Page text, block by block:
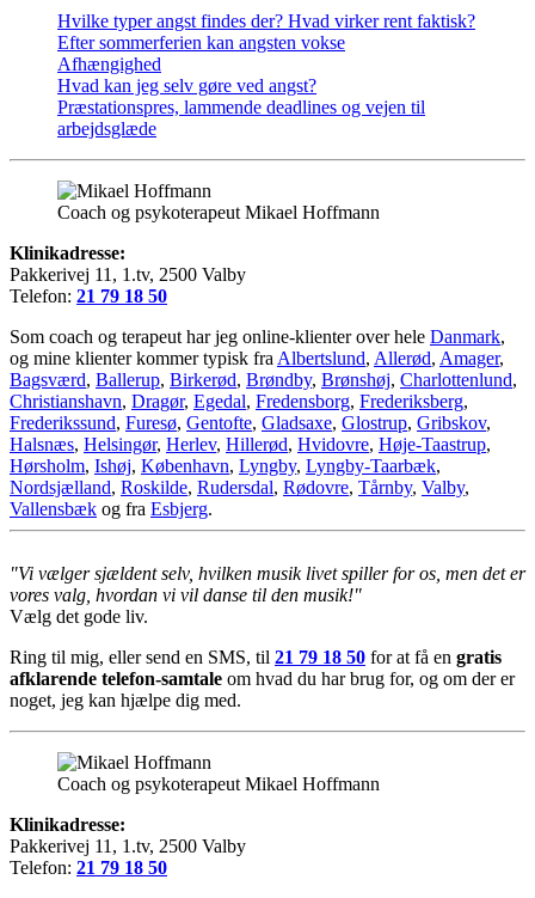
Hvilke typer angst findes der? Hvad virker rent faktisk?
Efter sommerferien kan angsten vokse
Afhængighed
Hvad kan jeg selv gøre ved angst?
Præstationspres, lammende deadlines og vejen til
arbejdsglæde
Coach og psykoterapeut Mikael Hoffmann
Klinikadresse:
Pakkerivej 11, 1.tv, 2500 Valby
Telefon: 21 79 18 50
Som coach og terapeut har jeg online-klienter over hele Danmark,
og mine klienter kommer typisk fra Albertslund, Allerød, Amager,
Bagsværd, Ballerup, Birkerød, Brøndby, Brønshøj, Charlottenlund,
Christianshavn, Dragør, Egedal, Fredensborg, Frederiksberg,
Frederikssund, Furesø, Gentofte, Gladsaxe, Glostrup, Gribskov,
Halsnæs, Helsingør, Herlev, Hillerød, Hvidovre, Høje-Taastrup,
Hørsholm, Ishøj, København, Lyngby, Lyngby-Taarbæk,
Nordsjælland, Roskilde, Rudersdal, Rødovre, Tårnby, Valby,
Vallensbæk og fra Esbjerg.
"Vi vælger sjældent selv, hvilken musik livet spiller for os, men det er
vores valg, hvordan vi vil danse til den musik!"
Vælg det gode liv.
Ring til mig, eller send en SMS, til 21 79 18 50 for at få en gratis
afklarende telefon-samtale om hvad du har brug for, og om der er
noget, jeg kan hjælpe dig med.
Coach og psykoterapeut Mikael Hoffmann
Klinikadresse:
Pakkerivej 11, 1.tv, 2500 Valby
Telefon: 21 79 18 50